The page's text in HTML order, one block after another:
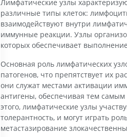
Лимфатические узлы
различные типы клеток:
взаимодействуют внутри
иммунные реакции. Узлы
которых обеспечивает
Основная роль лимфатических
патогенов, что препятствует их
они служат местами активации
антигены, обеспечивая тем
этого, лимфатические узлы
толерантность, и могут играть
метастазирование